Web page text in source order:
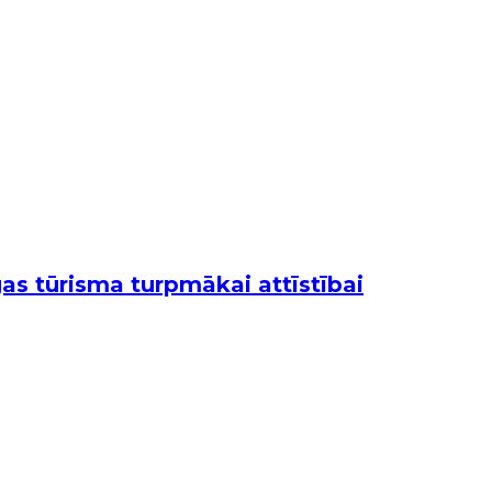
tūrisma turpmākai attīstībai